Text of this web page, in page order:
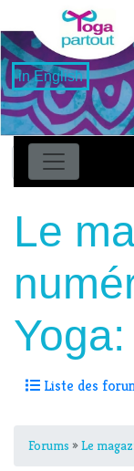
in English
Find
Le
Liste des
Forums »Le